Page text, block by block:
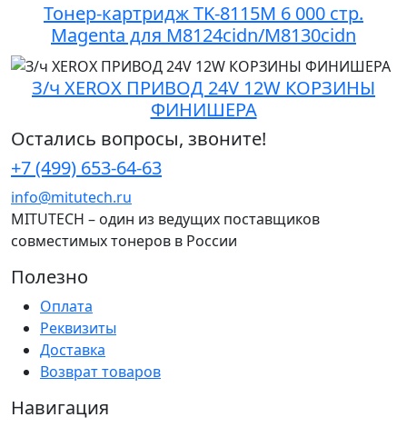
Тонер-картридж TK-8115M 6 000 стр.
Magenta для M8124cidn/M8130cidn
З/ч XEROX ПРИВОД 24V 12W КОРЗИНЫ
ФИНИШЕРА
Остались вопросы, звоните!
+7 (499) 653-64-63
info@mitutech.ru
MITUTECH – один из ведущих поставщиков
совместимых тонеров в России
Полезно
Оплата
Реквизиты
Доставка
Возврат товаров
Навигация